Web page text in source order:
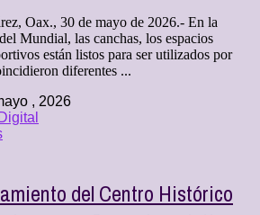
Oax., 30 de mayo de 2026.- En la
Mundial, las canchas, los espacios
están listos para ser utilizados por
diferentes ...
, 2026
del Centro Histórico